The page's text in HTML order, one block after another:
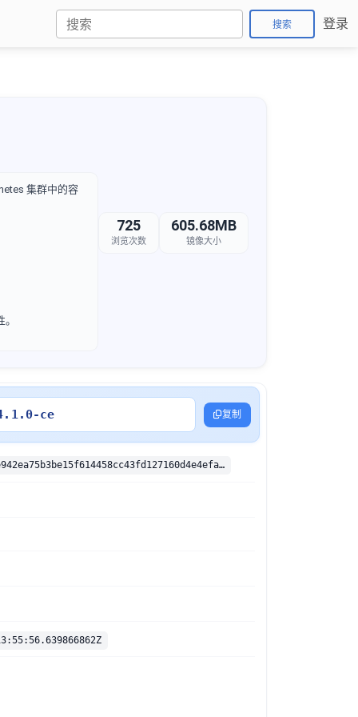
搜索 登录
集群中的容
725
浏览次数
605.68MB
镜像大小
ce 复制
sha256:1602e942ea75b3be15f614458cc43fd127160d4e4efa3b4d9272ad6b7e4dda0d